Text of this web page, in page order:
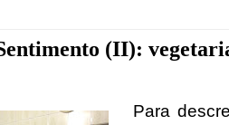
(II):
Para